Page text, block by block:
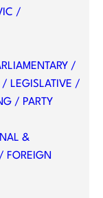
/
/
/ LEGISLATIVE /
/ PARTY
&
FOREIGN